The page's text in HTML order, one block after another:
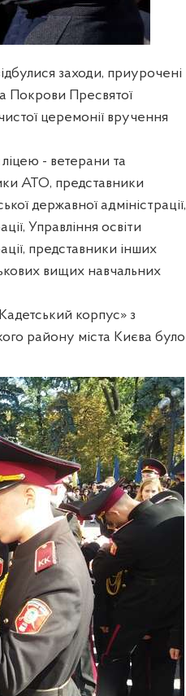
заходи, приурочені
Покрови Пресвятої
церемонії вручення
ліцею - ветерани та
АТО, представники
державної адміністрації,
Управління освіти
представники інших
вищих навчальних
корпус» з
району міста Києва було